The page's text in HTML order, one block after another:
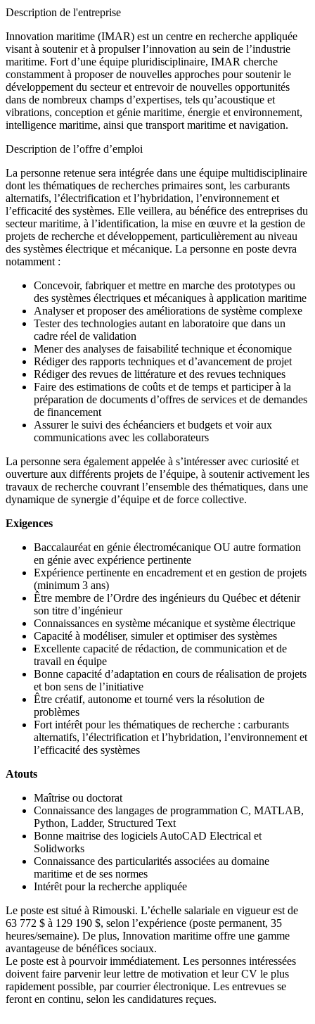
Description de l'entreprise
Innovation maritime (IMAR) est un centre en recherche appliquée
visant à soutenir et à propulser l’innovation au sein de l’industrie
maritime. Fort d’une équipe pluridisciplinaire, IMAR cherche
constamment à proposer de nouvelles approches pour soutenir le
développement du secteur et entrevoir de nouvelles opportunités
dans de nombreux champs d’expertises, tels qu’acoustique et
vibrations, conception et génie maritime, énergie et environnement,
intelligence maritime, ainsi que transport maritime et navigation.
Description de l’offre d’emploi
La personne retenue sera intégrée dans une équipe multidisciplinaire
dont les thématiques de recherches primaires sont, les carburants
alternatifs, l’électrification et l’hybridation, l’environnement et
l’efficacité des systèmes. Elle veillera, au bénéfice des entreprises du
secteur maritime, à l’identification, la mise en œuvre et la gestion de
projets de recherche et développement, particulièrement au niveau
des systèmes électrique et mécanique. La personne en poste devra
notamment :
Concevoir, fabriquer et mettre en marche des prototypes ou
des systèmes électriques et mécaniques à application maritime
Analyser et proposer des améliorations de système complexe
Tester des technologies autant en laboratoire que dans un
cadre réel de validation
Mener des analyses de faisabilité technique et économique
Rédiger des rapports techniques et d’avancement de projet
Rédiger des revues de littérature et des revues techniques
Faire des estimations de coûts et de temps et participer à la
préparation de documents d’offres de services et de demandes
de financement
Assurer le suivi des échéanciers et budgets et voir aux
communications avec les collaborateurs
La personne sera également appelée à s’intéresser avec curiosité et
ouverture aux différents projets de l’équipe, à soutenir activement les
travaux de recherche couvrant l’ensemble des thématiques, dans une
dynamique de synergie d’équipe et de force collective.
Exigences
Baccalauréat en génie électromécanique OU autre formation
en génie avec expérience pertinente
Expérience pertinente en encadrement et en gestion de projets
(minimum 3 ans)
Être membre de l’Ordre des ingénieurs du Québec et détenir
son titre d’ingénieur
Connaissances en système mécanique et système électrique
Capacité à modéliser, simuler et optimiser des systèmes
Excellente capacité de rédaction, de communication et de
travail en équipe
Bonne capacité d’adaptation en cours de réalisation de projets
et bon sens de l’initiative
Être créatif, autonome et tourné vers la résolution de
problèmes
Fort intérêt pour les thématiques de recherche : carburants
alternatifs, l’électrification et l’hybridation, l’environnement et
l’efficacité des systèmes
Atouts
Maîtrise ou doctorat
Connaissance des langages de programmation C, MATLAB,
Python, Ladder, Structured Text
Bonne maitrise des logiciels AutoCAD Electrical et
Solidworks
Connaissance des particularités associées au domaine
maritime et de ses normes
Intérêt pour la recherche appliquée
Le poste est situé à Rimouski. L’échelle salariale en vigueur est de
63 772 $ à 129 190 $, selon l’expérience (poste permanent, 35
heures/semaine). De plus, Innovation maritime offre une gamme
avantageuse de bénéfices sociaux.
Le poste est à pourvoir immédiatement. Les personnes intéressées
doivent faire parvenir leur lettre de motivation et leur CV le plus
rapidement possible, par courrier électronique. Les entrevues se
feront en continu, selon les candidatures reçues.